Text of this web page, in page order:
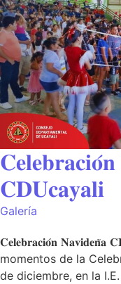
𝐂𝐃𝐔𝐜𝐚𝐲𝐚𝐥𝐢
Galería
𝐂𝐞𝐥𝐞𝐛𝐫𝐚𝐜𝐢𝐨́𝐧
momentos de la
de diciembre, en la